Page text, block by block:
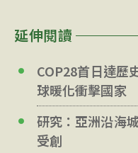
延伸閱讀
COP28首日達歷
球暖化衝擊國家
研究：亞洲沿海
受創